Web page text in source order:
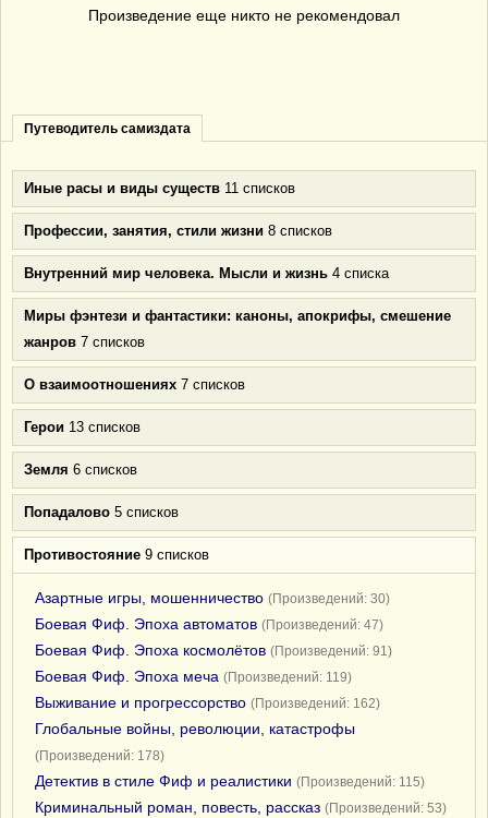
Произведение еще никто не рекомендовал
Путеводитель самиздата
Иные расы и виды существ 11 списков
Профессии, занятия, стили жизни 8 списков
Внутренний мир человека. Мысли и жизнь 4 списка
Миры фэнтези и фантастики: каноны, апокрифы, смешение
жанров 7 списков
О взаимоотношениях 7 списков
Герои 13 списков
Земля 6 списков
Попадалово 5 списков
Противостояние 9 списков
Азартные игры, мошенничество (Произведений: 30)
Боевая Фиф. Эпоха автоматов (Произведений: 47)
Боевая Фиф. Эпоха космолётов (Произведений: 91)
Боевая Фиф. Эпоха меча (Произведений: 119)
Выживание и прогрессорство (Произведений: 162)
Глобальные войны, революции, катастрофы
(Произведений: 178)
Детектив в стиле Фиф и реалистики (Произведений: 115)
Криминальный роман, повесть, рассказ (Произведений: 53)